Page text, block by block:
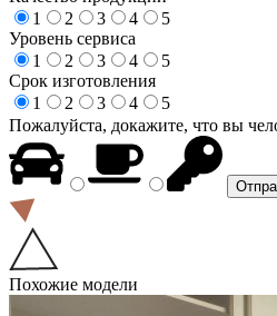
1
2 3 4
5
Уровень сервиса
1
2 3 4
5
Срок изготовления
1
2 3 4
5
Пожалуйста, докажите, что вы
Похожие модели